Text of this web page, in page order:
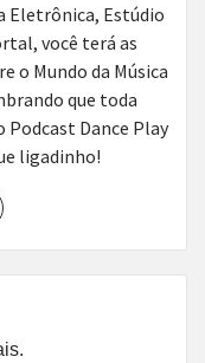
Eletrônica, Estúdio
você terá as
o Mundo da Música
que toda
Podcast Dance Play
ligadinho!